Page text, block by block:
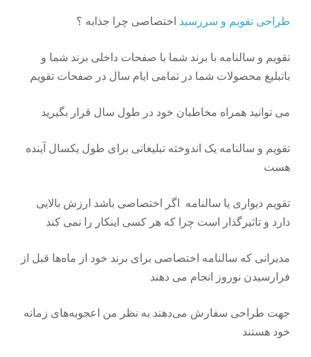
طراحی تقویم و سررسید اختصاصی چرا جذابه ؟
تقویم و سالنامه با برند شما با صفحات داخلی برند شما و
باتبلیغ محصولات شما در تمامی ایام سال در صفحات تقویم
می توانید همراه مخاطبان خود در طول سال قرار بگیرید
تقویم و سالنامه یک اندوخته تبلیغاتی برای طول یکسال آینده
هست
تقویم دیواری یا سالنامه اگر اختصاصی باشد ارزش بالایی
دارد و تاثیرگذار است چرا که هر کسی اینکار را نمی کند
مدیرانی که سالنامه اختصاصی برای برند خود از ماه‌ها قبل از
فرارسیدن نوروز انجام می دهند
جهت طراحی سفارش می‌دهند به نظر من اعجوبه‌های زمانه‌
خود هستند